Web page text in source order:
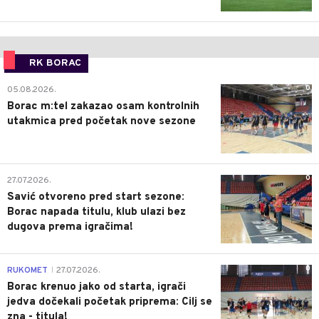
RK BORAC
0
05.08.2026.
Borac m:tel zakazao osam kontrolnih
utakmica pred početak nove sezone
0
27.07.2026.
Savić otvoreno pred start sezone:
Borac napada titulu, klub ulazi bez
dugova prema igračima!
0
RUKOMET 27.07.2026.
Borac krenuo jako od starta, igrači
jedva dočekali početak priprema: Cilj se